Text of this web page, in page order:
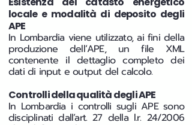
locale e modalità di deposito degli
APE
In Lombardia viene utilizzato, ai fini della
produzione dell’APE, un file XML
contenente il dettaglio completo dei
dati di input e output del calcolo.
Controlli della qualità degli APE
In Lombardia i controlli sugli APE sono
disciplinati dall’art. 27 della l.r. 24/2006